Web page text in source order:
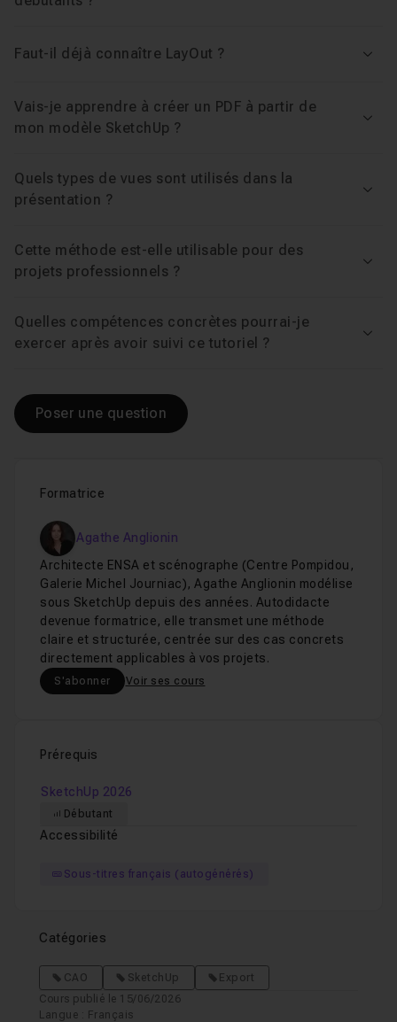
Cette formation est réalisée sur la
Lancez-vous : à la fin du cours, vous saurez
présentation PDF impeccable.
Formatrice
Agathe Anglionin
Architecte ENSA et scénographe (Centre Pompidou,
Galerie Michel Journiac), Agathe Anglionin modélise
sous SketchUp depuis des années. Autodidacte
devenue formatrice, elle transmet une méthode
claire et structurée, centrée sur des cas concrets
directement applicables à vos projets.
S'abonner Voir ses cours
Prérequis
SketchUp 2026
Débutant
Accessibilité
Sous-titres français (autogénérés)
Catégories
CAO SketchUp
Export
Cours publié le 15/06/2026
Langue : Français
Faut-il déjà connaître LayOut ?
Vais-je apprendre à créer un PDF à partir de
mon modèle SketchUp ?
Quels types de vues sont utilisés dans la
présentation ?
Cette méthode est-elle utilisable pour des
projets professionnels ?
Quelles compétences concrètes pourrai-je
exercer après avoir suivi ce tutoriel ?
Poser une question